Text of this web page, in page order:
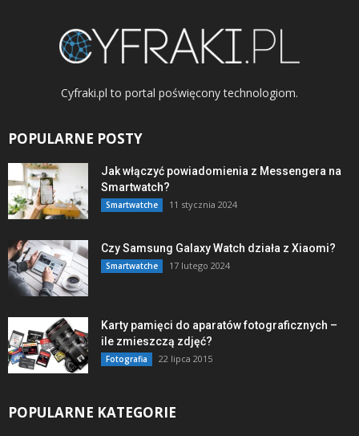
Cyfraki.pl to portal poświęcony technologiom.
POPULARNE POSTY
Jak włączyć powiadomienia z Messengera na
Smartwatch?
Smartwatche 11 stycznia 2024
Czy Samsung Galaxy Watch działa z Xiaomi?
Smartwatche 17 lutego 2024
Karty pamięci do aparatów fotograficznych –
ile zmieszczą zdjęć?
Fotografia 22 lipca 2015
POPULARNE KATEGORIE